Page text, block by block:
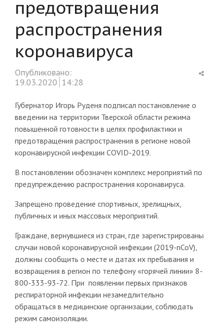
предотвращения
распространения
коронавируса
Опубликовано:
19.03.2020 14:28
Губернатор Игорь Руденя подписал постановление о
введении на территории Тверской области режима
повышенной готовности в целях профилактики и
предотвращения распространения в регионе новой
коронавирусной инфекции COVID-2019.
В постановлении обозначен комплекс мероприятий по
предупреждению распространения коронавируса.
Запрещено проведение спортивных, зрелищных,
публичных и иных массовых мероприятий.
Граждане, вернувшиеся из стран, где зарегистрированы
случаи новой коронавирусной инфекции (2019-nCoV),
должны сообщить о месте и датах их пребывания и
возвращения в регион по телефону «горячей линии» 8-
800-333-93-72. При появлении первых признаков
респираторной инфекции незамедлительно
обращаться в медицинские организации, соблюдать
режим самоизоляции.